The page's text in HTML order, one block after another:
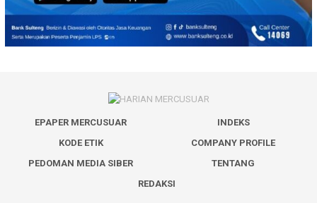
EPAPER MERCUSUAR
INDEKS
KODE ETIK
COMPANY PROFILE
PEDOMAN MEDIA SIBER
TENTANG
REDAKSI